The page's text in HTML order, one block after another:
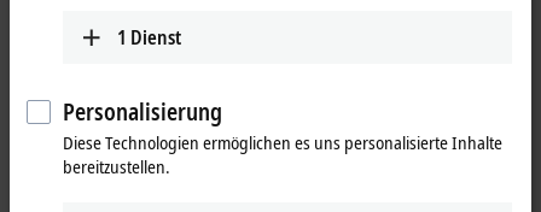
1 Dienst
Personalisierung
Diese Technologien ermöglichen es uns personalisierte Inhalte
bereitzustellen.